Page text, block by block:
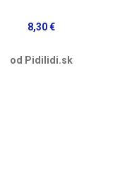
8,30 €
od Pidilidi.sk